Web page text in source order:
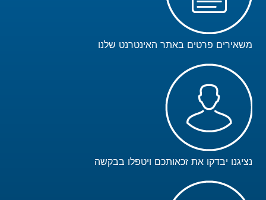
משאירים פרטים באתר האינטרנט שלנו
נציגנו יבדקו את זכאותכם ויטפלו בבקשה